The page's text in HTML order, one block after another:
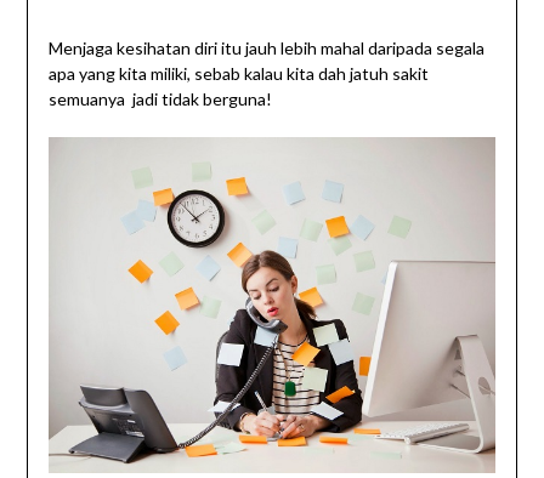
Menjaga kesihatan diri itu jauh lebih mahal daripada segala
apa yang kita miliki, sebab kalau kita dah jatuh sakit
semuanya jadi tidak berguna!